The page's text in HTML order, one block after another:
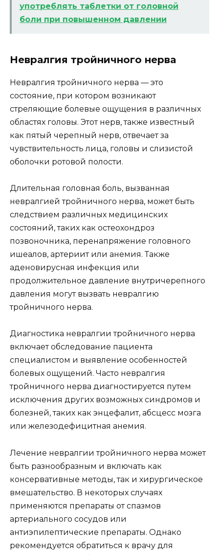
употреблять таблетки от головной
боли при повышенном давлении
Невралгия тройничного нерва
Невралгия тройничного нерва — это
состояние, при котором возникают
стреляющие болевые ощущения в различных
областях головы. Этот нерв, также известный
как пятый черепный нерв, отвечает за
чувствительность лица, головы и слизистой
оболочки ротовой полости.
Длительная головная боль, вызванная
невралгией тройничного нерва, может быть
следствием различных медицинских
состояний, таких как остеохондроз
позвоночника, перенапряжение головного
ишеалов, артериит или анемия. Также
аденовирусная инфекция или
продолжительное давление внутричерепного
давления могут вызвать невралгию
тройничного нерва.
Диагностика невралгии тройничного нерва
включает обследование пациента
специалистом и выявление особенностей
болевых ощущений. Часто невралгия
тройничного нерва диагностируется путем
исключения других возможных синдромов и
болезней, таких как энцефалит, абсцесс мозга
или железодефицитная анемия.
Лечение невралгии тройничного нерва может
быть разнообразным и включать как
консервативные методы, так и хирургическое
вмешательство. В некоторых случаях
применяются препараты от спазмов
артериального сосудов или
антиэпилептические препараты. Однако
рекомендуется обратиться к врачу для